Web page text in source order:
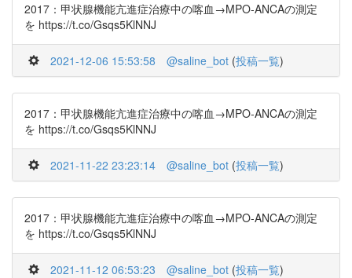
2017：甲状腺機能亢進症治療中の喀血→MPO-ANCAの測定
を https://t.co/Gsqs5KlNNJ
2021-12-06 15:53:58 @saline_bot (投稿一覧)
2017：甲状腺機能亢進症治療中の喀血→MPO-ANCAの測定
を https://t.co/Gsqs5KlNNJ
2021-11-22 23:23:14 @saline_bot (投稿一覧)
2017：甲状腺機能亢進症治療中の喀血→MPO-ANCAの測定
を https://t.co/Gsqs5KlNNJ
2021-11-12 06:53:23 @saline_bot (投稿一覧)